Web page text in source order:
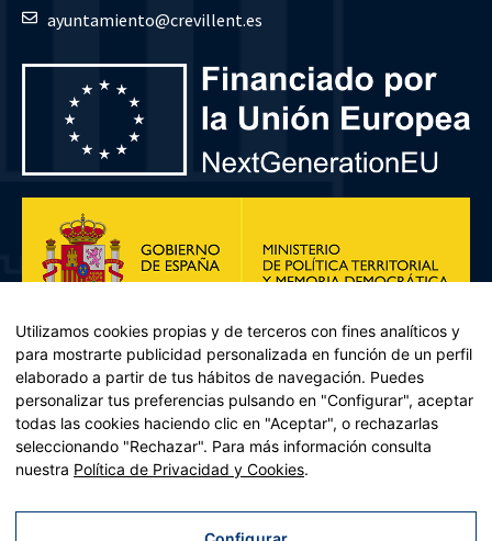
ayuntamiento@crevillent.es
Plan de Recuperación, Transformación y Resiliencia – Financiado por
Recuperación y resiliencia, establecido por el Reglamento (UE)
2021/241 del Parlamento Europeo y del Consejo, de 12 de febrero
Utilizamos cookies propias y de terceros con fines analíticos y
para mostrarte publicidad personalizada en función de un perfil
elaborado a partir de tus hábitos de navegación. Puedes
personalizar tus preferencias pulsando en "Configurar", aceptar
todas las cookies haciendo clic en "Aceptar", o rechazarlas
seleccionando "Rechazar". Para más información consulta
nuestra Política de Privacidad y Cookies.